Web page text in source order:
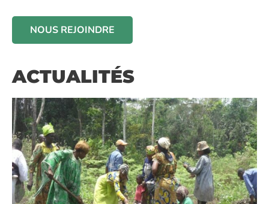
NOUS REJOINDRE
ACTUALITÉS